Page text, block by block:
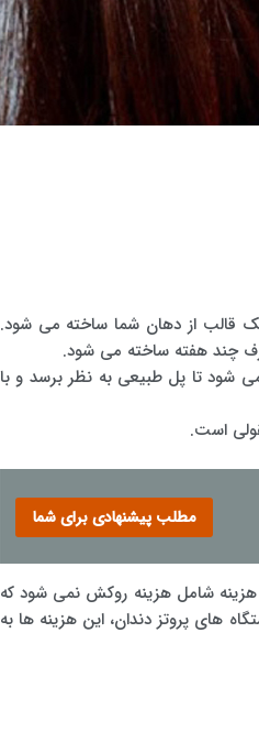
قالب از دهان شما ساخته می شود.
چند هفته ساخته می شود.
شود تا پل طبیعی به نظر برسد و با
مطلب پیشنهادی برای شما
تا 1200 دلار یا بیشتر باشد. این هزینه شامل هزینه روکش نمی شود که
سایر دستگاه های پروتز دندان، این هزینه ها به